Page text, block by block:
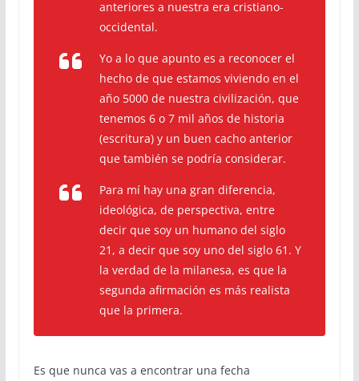
anteriores a nuestra era cristiano-
occidental.
Yo a lo que apunto es a reconocer el
hecho de que estamos viviendo en el
año 5000 de nuestra civilización, que
tenemos 6 o 7 mil años de historia
(escritura) y un buen cacho anterior
que también se podría considerar.
Para mí hay una gran diferencia,
ideológica, de perspectiva, entre
decir que soy un humano del siglo
21, a decir que soy uno del siglo 61. Y
la verdad de la milanesa, es que la
segunda afirmación es más realista
que la primera.
Es que nunca vas a encontrar una fecha